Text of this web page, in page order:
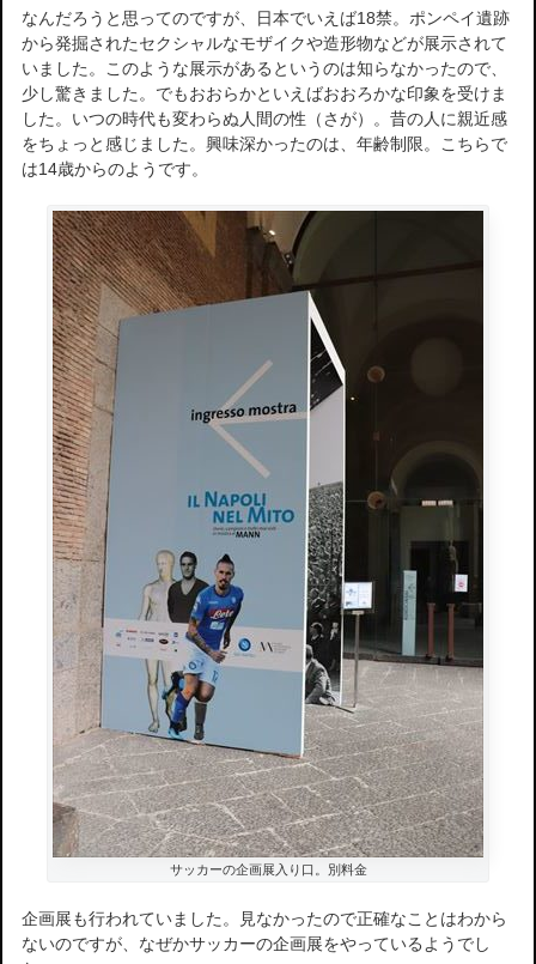
なんだろうと思ってのですが、日本でいえば18禁。ポンペイ遺跡
から発掘されたセクシャルなモザイクや造形物などが展示されて
いました。このような展示があるというのは知らなかったので、
少し驚きました。でもおおらかといえばおおろかな印象を受けま
した。いつの時代も変わらぬ人間の性（さが）。昔の人に親近感
をちょっと感じました。興味深かったのは、年齢制限。こちらで
は14歳からのようです。
サッカーの企画展入り口。別料金
企画展も行われていました。見なかったので正確なことはわから
ないのですが、なぜかサッカーの企画展をやっているようでし